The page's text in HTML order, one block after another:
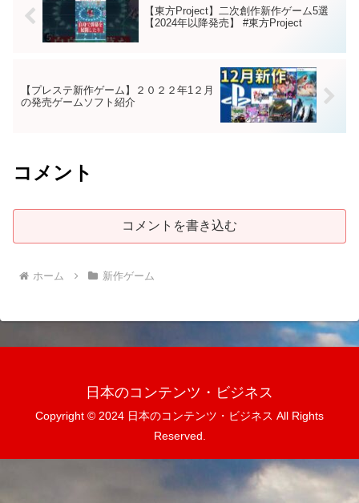
【東方Project】二次創作新作ゲーム5選
【2024年以降発売】 #東方Project
【プレステ新作ゲーム】２０２２年1２月
の発売ゲームソフト紹介
コメント
コメントを書き込む
ホーム 新作ゲーム
日本のコンテンツ・ビジネス
Copyright © 2024 日本のコンテンツ・ビジネス All Rights
Reserved.